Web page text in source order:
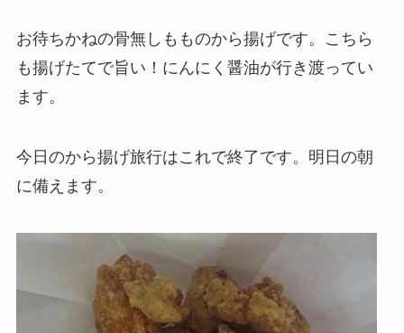
お待ちかねの骨無しもものから揚げです。こちら
も揚げたてで旨い！にんにく醤油が行き渡ってい
ます。
今日のから揚げ旅行はこれで終了です。明日の朝
に備えます。